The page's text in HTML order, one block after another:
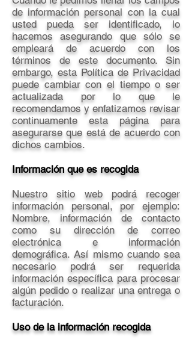
de información personal con la cual
usted pueda ser identificado, lo
hacemos asegurando que sólo se
empleará de acuerdo con los
términos de este documento. Sin
embargo, esta Política de Privacidad
puede cambiar con el tiempo o ser
actualizada por lo que le
recomendamos y enfatizamos revisar
continuamente esta página para
asegurarse que está de acuerdo con
dichos cambios.
Información que es recogida
Nuestro sitio web podrá recoger
información personal, por ejemplo:
Nombre, información de contacto
como su dirección de correo
electrónica e información
demográfica. Así mismo cuando sea
necesario podrá ser requerida
información específica para procesar
algún pedido o realizar una entrega o
facturación.
Uso de la información recogida